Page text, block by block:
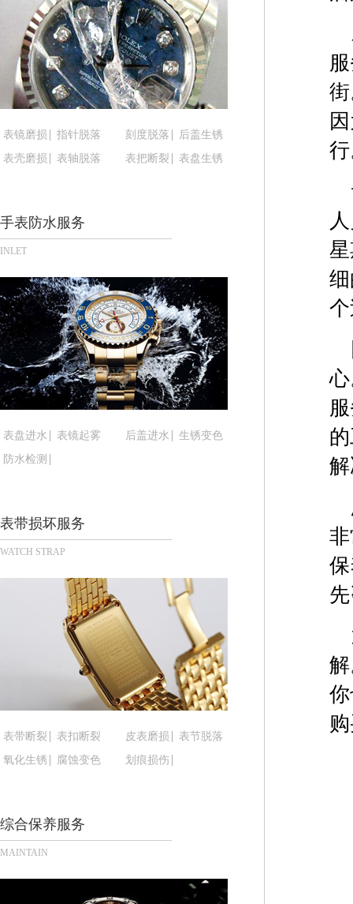
沈阳市沈河区中街路137号亨得利名表服务中心（
沈阳市沈河区中街路83号亨得利名表服务中心（
乌鲁木齐市天山区红山路26号时代广场（
温州市鹿城区锦绣路1067号置信广场10层1015室
哈尔滨市道里区友谊西路600号富力中心T2座写字
大连市中山区人民路15号国际金融大厦7层G室（
佛山市禅城区季华五路57号万科金融中心C座12层
东莞市东城街道鸿福东路1号民盈国贸中心T1写字
苏州市苏州工业园区星港街199号苏州中心办公楼
武汉市江汉区解放大道686号世界贸易大厦38层09
南宁市青秀区金湖路59号地王大厦12楼1224室（
合肥市蜀山区潜山路111号万象城华润大厦B座12
泉州市丰泽区宝洲路729号浦西万达中心写字楼A
青岛市南区山东路6号华润大厦B座22层04室（需
烟台市芝罘区胜利路139号万达金融中心A座907室
长春市朝阳区西安大路727号中银大厦A座(旺进大
贵阳市南明区都司高架桥路33号亨特国际金融中心
昆明市盘龙区北京路928号同德昆明广场写字楼10
石家庄市长安区中山东路39号勒泰中心写字楼B座
西安市碑林区南关正街88号华侨城长安国际中心E
唐山市路南区新华东道100号万达广场写字楼A座
台州市椒江区东海大道1800号腾达中心东1幢20楼
内蒙古自治区呼和浩特市玉泉区大学西街70号华
甘肃省兰州市七里河区西津西路16号兰州中心写字
重庆市解放碑渝中区民权路28号英利国际金融中心
黑龙江省大庆市萨尔图区会战大街腕表时光售后服
黑龙江省鹤岗市向阳区红军路腕表时光售后服务中
黑龙江省黑河市爱辉区中央街腕表时光售后服务中
黑龙江省鸡西市鸡冠区红军路腕表时光售后服务中
黑龙江省佳木斯市向阳区长安路腕表时光售后服务
黑龙江省牡丹江市东安区太平路腕表时光售后服务
黑龙江省七台河市桃山区大同街腕表时光售后服务
黑龙江省伊春市伊美区通河路腕表时光售后服务中
吉林省白山市浑江区浑江大街腕表时光售后服务中
表镜磨损 指针脱落 刻度脱落
后盖生锈
表壳磨损
表轴脱落 表把断裂 表盘生锈
手表防水服务
INLET
表盘进水 表镜起雾 后盖进水
生锈变色
防水检测
表带损坏服务
WATCH STRAP
表带断裂 表扣断裂 皮表磨损
表节脱落
氧化生锈
腐蚀变色 划痕损伤
综合保养服务
MAINTAIN